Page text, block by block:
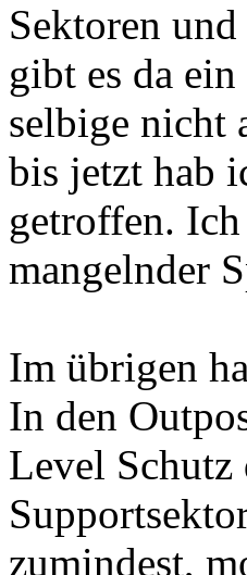
Sektoren
gibt es da
selbige nicht
bis jetzt hab
getroffen.
mangelnder
Im übrigen
In den
Level Schutz
zumindest,